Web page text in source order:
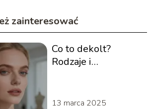
zainteresować
Co to dekolt?
Rodzaje i
13 marca 2025